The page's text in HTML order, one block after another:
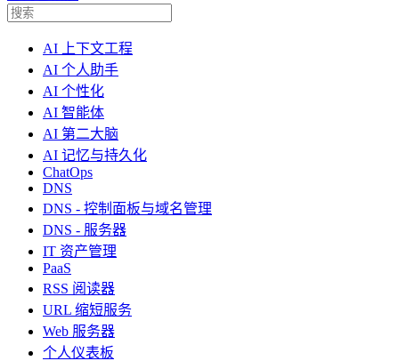
AI 上下文工程
AI 个人助手
AI 个性化
AI 智能体
AI 第二大脑
AI 记忆与持久化
ChatOps
DNS
DNS - 控制面板与域名管理
DNS - 服务器
IT 资产管理
PaaS
RSS 阅读器
URL 缩短服务
Web 服务器
个人仪表板